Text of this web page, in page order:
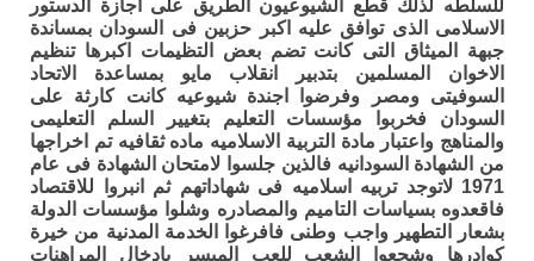
للسلطه لذلك قطع الشيوعيون الطريق على اجازة الدستور
الاسلامى الذى توافق عليه اكبر حزبين فى السودان بمساندة
جبهة الميثاق التى كانت تضم بعض التظيمات اكبرها تنظيم
الاخوان المسلمين بتدبير انقلاب مايو بمساعدة الاتحاد
السوفيتى ومصر وفرضوا اجندة شيوعيه كانت كارثة على
السودان فخربوا مؤسسات التعليم بتغيير السلم التعليمى
والمناهج واعتبار مادة التربية الاسلاميه ماده ثقافيه تم اخراجها
من الشهادة السودانيه فالذين جلسوا لامتحان الشهادة فى عام
1971 لاتوجد تربيه اسلاميه فى شهاداتهم ثم انبروا للاقتصاد
فاقعدوه بسياسات التاميم والمصادره وشلوا مؤسسات الدولة
بشعار التطهير واجب وطنى فافرغوا الخدمة المدنية من خيرة
كوادرها وشجعوا الشعب للعب الميسر بادخال المراهنات